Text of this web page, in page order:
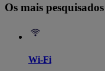
Os mais pesquisados
Wi-Fi